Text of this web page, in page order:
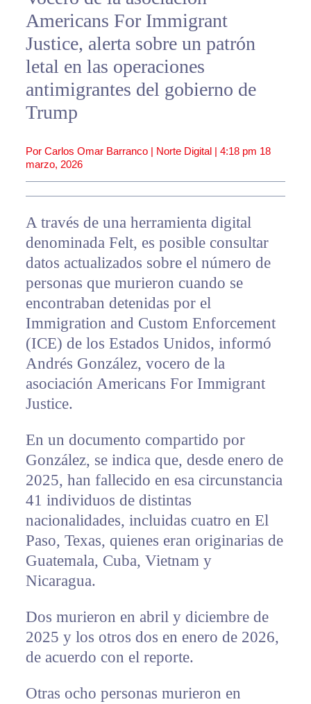
Americans For Immigrant
Justice, alerta sobre un patrón
letal en las operaciones
antimigrantes del gobierno de
Trump
Por Carlos Omar Barranco | Norte Digital | 4:18 pm 18
marzo, 2026
A través de una herramienta digital
denominada Felt, es posible consultar
datos actualizados sobre el número de
personas que murieron cuando se
encontraban detenidas por el
Immigration and Custom Enforcement
(ICE) de los Estados Unidos, informó
Andrés González, vocero de la
asociación Americans For Immigrant
Justice.
En un documento compartido por
González, se indica que, desde enero de
2025, han fallecido en esa circunstancia
41 individuos de distintas
nacionalidades, incluidas cuatro en El
Paso, Texas, quienes eran originarias de
Guatemala, Cuba, Vietnam y
Nicaragua.
Dos murieron en abril y diciembre de
2025 y los otros dos en enero de 2026,
de acuerdo con el reporte.
Otras ocho personas murieron en